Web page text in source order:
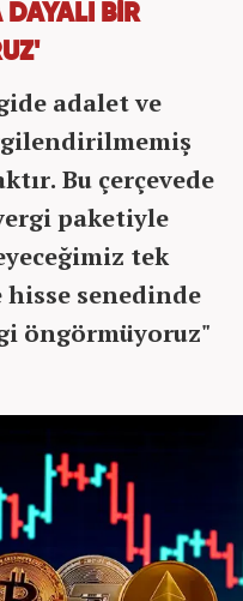
BİR
adalet ve
Bu çerçevede
paketiyle
tek
senedinde
öngörmüyoruz"